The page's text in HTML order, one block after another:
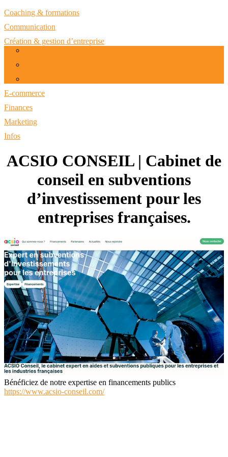
Coaching & formations
Communication
Création & gestion d’entreprise
E-commerce
Finances
Marketing
Infos
ACSIO CONSEIL | Cabinet de
conseil en subventions
d’investissement pour les
entreprises françaises.
Bénéficiez de notre expertise en financements publics
https://www.acsio-conseil.com/